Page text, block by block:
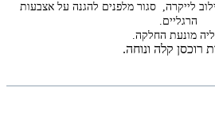
לייקרה, סגור מלפנים להגנה על אצבעות
הרגליים.
מונעת החלקה.
רוכסן קלה ונוחה.